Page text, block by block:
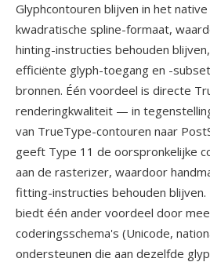
Glyphcontouren blijven in het
kwadratische spline-formaat,
hinting-instructies behouden
efficiënte glyph-toegang en -
bronnen. Één voordeel is directe
renderingkwaliteit — in
van TrueType-contouren naar
geeft Type 11 de oorspronkelijke
aan de rasterizer, waardoor
fitting-instructies behouden blijven.
biedt één ander voordeel door
coderingsschema's (Unicode,
ondersteunen die aan dezelfde